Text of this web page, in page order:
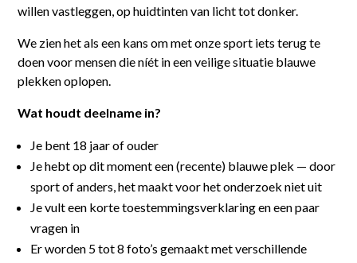
willen vastleggen, op huidtinten van licht tot donker.
We zien het als een kans om met onze sport iets terug te
doen voor mensen die níét in een veilige situatie blauwe
plekken oplopen.
Wat houdt deelname in?
Je bent 18 jaar of ouder
Je hebt op dit moment een (recente) blauwe plek — door
sport of anders, het maakt voor het onderzoek niet uit
Je vult een korte toestemmingsverklaring en een paar
vragen in
Er worden 5 tot 8 foto’s gemaakt met verschillende